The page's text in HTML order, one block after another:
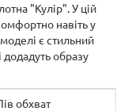
"Кулір". У цій
навіть у
є стильний
додадуть образу
обхват